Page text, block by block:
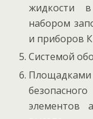
жидкости
набором
и приборов
Системой
элементов